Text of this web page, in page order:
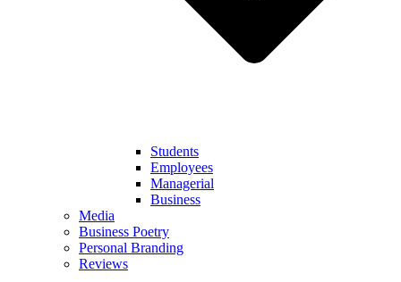
Students
Employees
Managerial
Business
Media
Business Poetry
Personal Branding
Reviews